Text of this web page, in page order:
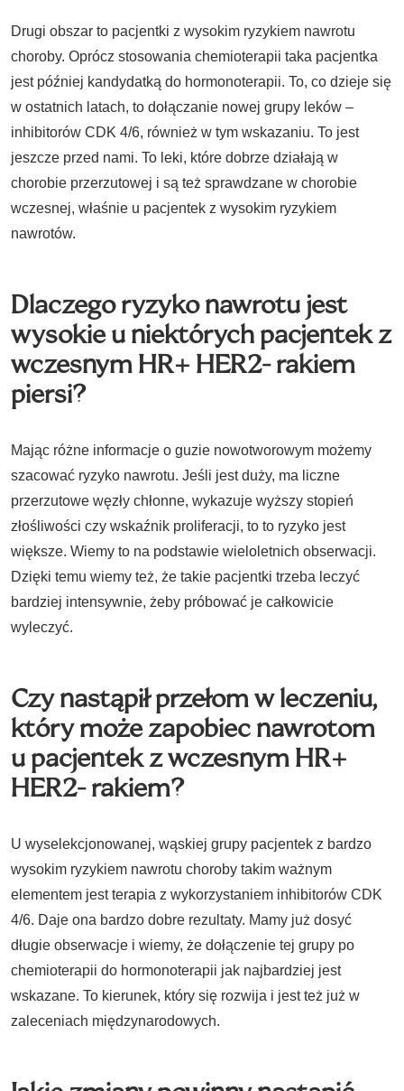
Drugi obszar to pacjentki z wysokim ryzykiem nawrotu
choroby. Oprócz stosowania chemioterapii taka pacjentka
jest później kandydatką do hormonoterapii. To, co dzieje się
w ostatnich latach, to dołączanie nowej grupy leków –
inhibitorów CDK 4/6, również w tym wskazaniu. To jest
jeszcze przed nami. To leki, które dobrze działają w
chorobie przerzutowej i są też sprawdzane w chorobie
wczesnej, właśnie u pacjentek z wysokim ryzykiem
nawrotów.
Dlaczego ryzyko nawrotu jest
wysokie u niektórych pacjentek z
wczesnym HR+ HER2- rakiem
piersi?
Mając różne informacje o guzie nowotworowym możemy
szacować ryzyko nawrotu. Jeśli jest duży, ma liczne
przerzutowe węzły chłonne, wykazuje wyższy stopień
złośliwości czy wskaźnik proliferacji, to to ryzyko jest
większe. Wiemy to na podstawie wieloletnich obserwacji.
Dzięki temu wiemy też, że takie pacjentki trzeba leczyć
bardziej intensywnie, żeby próbować je całkowicie
wyleczyć.
Czy nastąpił przełom w leczeniu,
który może zapobiec nawrotom
u pacjentek z wczesnym HR+
HER2- rakiem?
U wyselekcjonowanej, wąskiej grupy pacjentek z bardzo
wysokim ryzykiem nawrotu choroby takim ważnym
elementem jest terapia z wykorzystaniem inhibitorów CDK
4/6. Daje ona bardzo dobre rezultaty. Mamy już dosyć
długie obserwacje i wiemy, że dołączenie tej grupy po
chemioterapii do hormonoterapii jak najbardziej jest
wskazane. To kierunek, który się rozwija i jest też już w
zaleceniach międzynarodowych.